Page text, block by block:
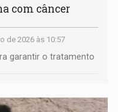
com câncer
de 2026 às 10:57
garantir o tratamento